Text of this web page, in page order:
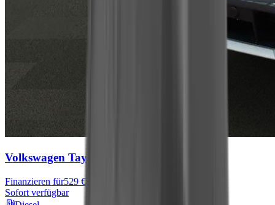
Volkswagen Tayron
Finanzieren für529 € mtl.
Sofort verfügbar